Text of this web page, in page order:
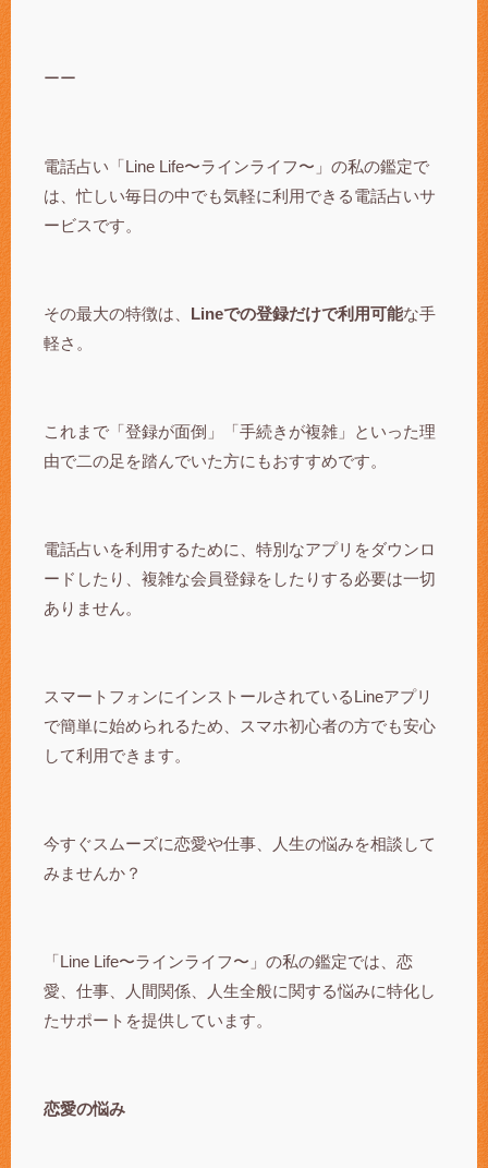
ーー
電話占い「Line Life〜ラインライフ〜」の私の鑑定で
は、忙しい毎日の中でも気軽に利用できる電話占いサ
ービスです。
その最大の特徴は、 Lineでの登録だけで利用可能な手
軽さ。
これまで「登録が面倒」「手続きが複雑」といった理
由で二の足を踏んでいた方にもおすすめです。
電話占いを利用するために、特別なアプリをダウンロ
ードしたり、複雑な会員登録をしたりする必要は一切
ありません。
スマートフォンにインストールされているLineアプリ
で簡単に始められるため、スマホ初心者の方でも安心
して利用できます。
今すぐスムーズに恋愛や仕事、人生の悩みを相談して
みませんか？
「Line Life〜ラインライフ〜」の私の鑑定では、恋
愛、仕事、人間関係、人生全般に関する悩みに特化し
たサポートを提供しています。
恋愛の悩み